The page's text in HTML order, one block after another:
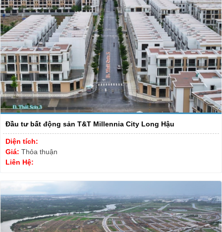
Đầu tư bất động sản T&T Millennia City Long Hậu
Diện tích:
Giá: Thỏa thuận
Liên Hệ: